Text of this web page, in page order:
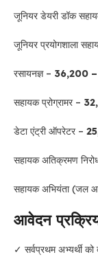
जूनियर डेयरी डॉक
जूनियर प्रयोगशाला
रसायनज्ञ – 36,200 –
सहायक प्रोग्रामर –
डेटा एंट्री ऑपरेटर –
सहायक अतिक्रमण
सहायक अभियंता (जल
आवेदन
✓ सर्वप्रथम अभ्यर्थी को